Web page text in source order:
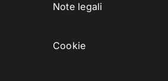
Note legali
Cookie